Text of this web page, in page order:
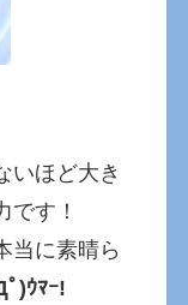
いほど大き
です！
当に素晴ら
)ｳﾏｰ!